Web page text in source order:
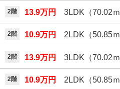
2階 13.9万円 3LDK（70.02ｍ
2階 10.9万円 2LDK（50.85ｍ
2階 13.9万円 3LDK（70.02ｍ
2階 10.9万円 2LDK（50.85ｍ